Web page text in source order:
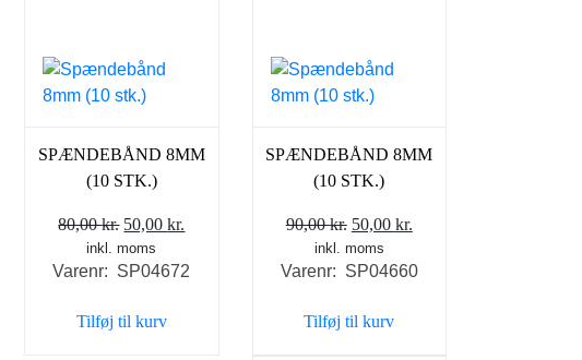
SPÆNDEBÅND 8MM
(10 STK.)
80,00kr. Den
oprindelige
pris
80,00 kr..
50,00kr.
pris
inkl. moms
Varenr: SP04672
Tilføj til kurv
SPÆNDEBÅND 8MM
(10 STK.)
90,00kr. Den
oprindelige
pris
90,00 kr..
50,00 kr.
pris
inkl. moms
Varenr: SP04660
Tilføj til kurv